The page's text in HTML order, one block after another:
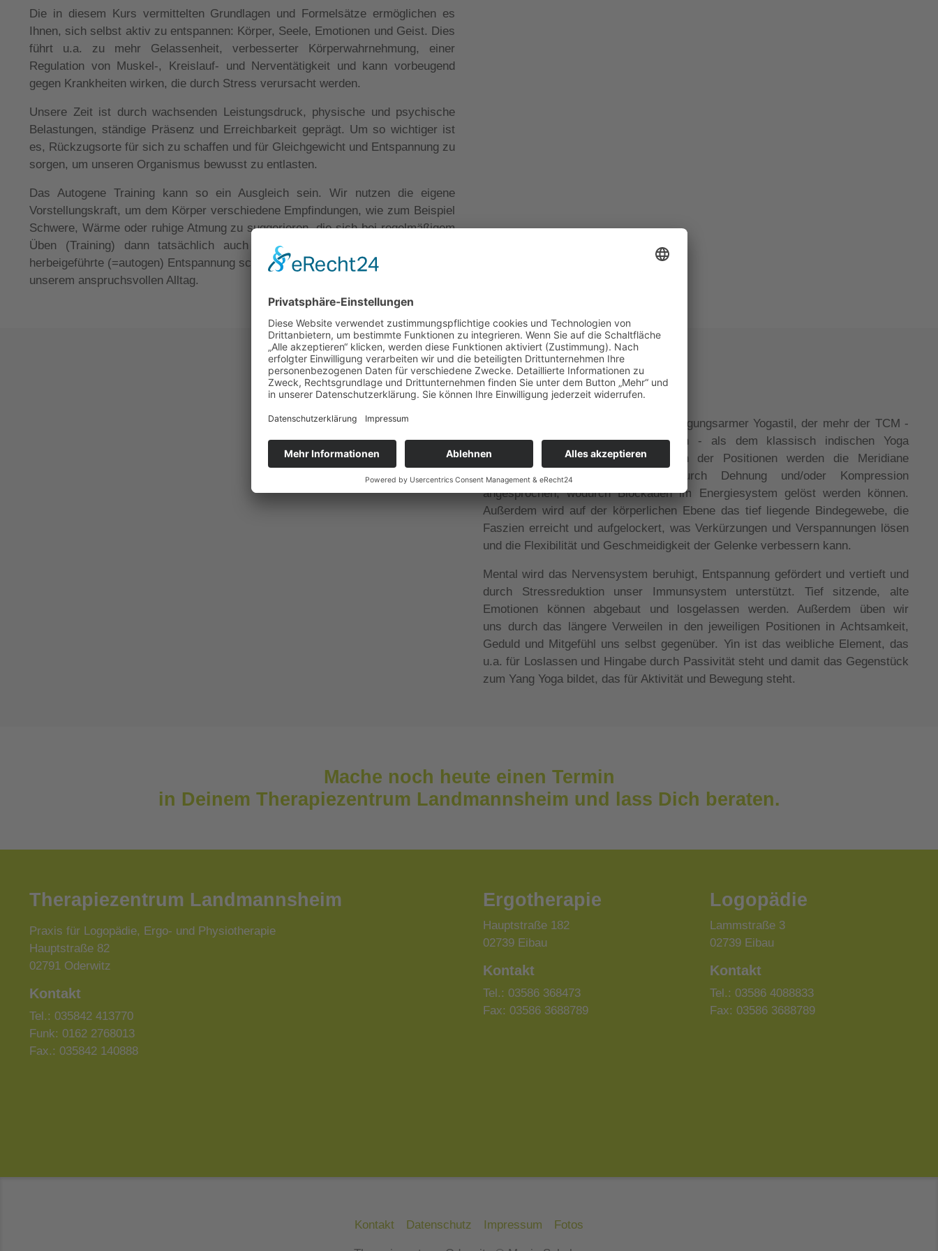
Die in diesem Kurs vermittelten Grundlagen und Formelsätze ermöglichen es
Ihnen, sich selbst aktiv zu entspannen: Körper, Seele, Emotionen und Geist. Dies
führt u.a. zu mehr Gelassenheit, verbesserter Körperwahrnehmung, einer
Regulation von Muskel-, Kreislauf- und Nerventätigkeit und kann vorbeugend
gegen Krankheiten wirken, die durch Stress verursacht werden.
Unsere Zeit ist durch wachsenden Leistungsdruck, physische und psychische
Belastungen, ständige Präsenz und Erreichbarkeit geprägt. Um so wichtiger ist
es, Rückzugsorte für sich zu schaffen und für Gleichgewicht und Entspannung zu
sorgen, um unseren Organismus bewusst zu entlasten.
Das Autogene Training kann so ein Ausgleich sein. Wir nutzen die eigene
Vorstellungskraft, um dem Körper verschiedene Empfindungen, wie zum Beispiel
Schwere, Wärme oder ruhige Atmung zu suggerieren, die sich bei regelmäßigem
Üben (Training) dann tatsächlich auch im Körper einstellen. Diese selbst
herbeigeführte (=autogen) Entspannung schafft ein notwendiges Gegengewicht zu
unserem anspruchsvollen Alltag.
Yin Yoga
Das Yin Yoga ist ein ruhiger und bewegungsarmer Yogastil, der mehr der TCM -
der traditionell chinesischen Medizin - als dem klassisch indischen Yoga
verbunden ist. Durch langes Halten der Positionen werden die Meridiane
(Energielaufbahnen im Körper) durch Dehnung und/oder Kompression
angesprochen, wodurch Blockaden im Energiesystem gelöst werden können.
Außerdem wird auf der körperlichen Ebene das tief liegende Bindegewebe, die
Faszien erreicht und aufgelockert, was Verkürzungen und Verspannungen lösen
und die Flexibilität und Geschmeidigkeit der Gelenke verbessern kann.
Mental wird das Nervensystem beruhigt, Entspannung gefördert und vertieft und
durch Stressreduktion unser Immunsystem unterstützt. Tief sitzende, alte
Emotionen können abgebaut und losgelassen werden. Außerdem üben wir
uns durch das längere Verweilen in den jeweiligen Positionen in Achtsamkeit,
Geduld und Mitgefühl uns selbst gegenüber. Yin ist das weibliche Element, das
u.a. für Loslassen und Hingabe durch Passivität steht und damit das Gegenstück
zum Yang Yoga bildet, das für Aktivität und Bewegung steht.
Mache noch heute einen Termin
in Deinem Therapiezentrum Landmannsheim und lass Dich beraten.
Therapiezentrum Landmannsheim
Praxis für Logopädie, Ergo- und Physiotherapie
Hauptstraße 82
02791 Oderwitz
Kontakt
Tel.: 035842 413770
Funk: 0162 2768013
Fax.: 035842 140888
Ergotherapie
Hauptstraße 182
02739 Eibau
Kontakt
Tel.: 03586 368473
Fax: 03586 3688789
Logopädie
Lammstraße 3
02739 Eibau
Kontakt
Tel.: 03586 4088833
Fax: 03586 3688789
Kontakt Datenschutz Impressum Fotos